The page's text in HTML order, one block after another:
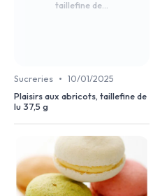
taillefine de...
Sucreries • 10/01/2025
Plaisirs aux abricots, taillefine de
lu 37,5 g